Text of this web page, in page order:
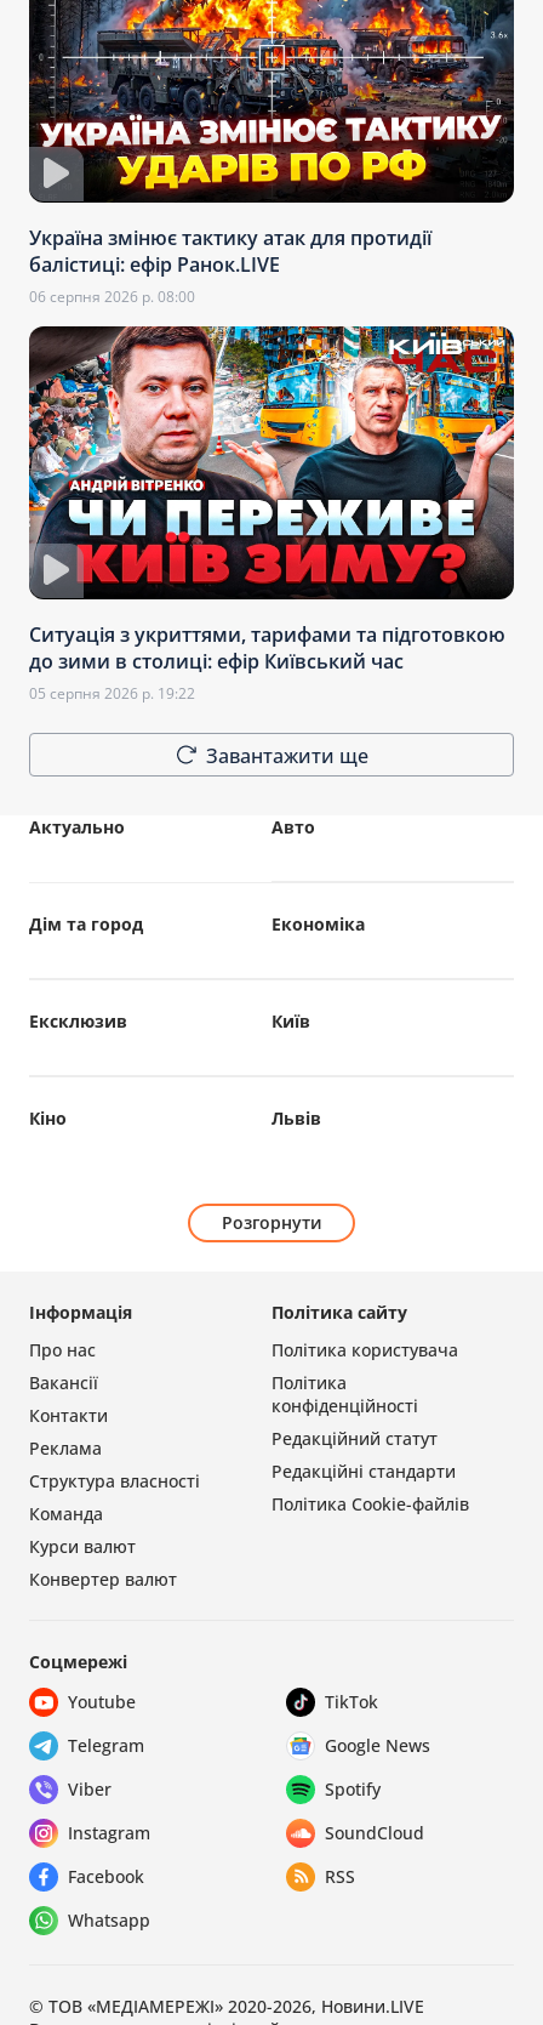
Україна змінює тактику атак для протидії
балістиці: ефір Ранок.LIVE
06 серпня 2026 р. 08:00
Ситуація з укриттями, тарифами та підготовкою
до зими в столиці: ефір Київський час
05 серпня 2026 р. 19:22
Завантажити ще
Авто
Актуально
Дім та город Економіка
Ексклюзив Київ
Кіно Львів
Розгорнути
Політика сайту
Політика користувача
Політика
конфіденційності
Редакційний статут
Редакційні стандарти
Політика Cookie-файлів
Інформація
Про нас
Вакансії
Контакти
Реклама
Структура власності
Команда
Курси валют
Конвертер валют
Соцмережі
Youtube
TikTok
Telegram
Google News
Viber
Spotify
Instagram
SoundCloud
Facebook
RSS
Whatsapp
© ТОВ «МЕДІАМЕРЕЖІ» 2020-2026, Новини.LIVE